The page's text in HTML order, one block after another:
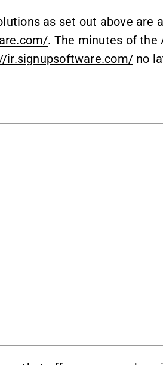
as set out above are
. The minutes of the
ir.signupsoftware.com/no